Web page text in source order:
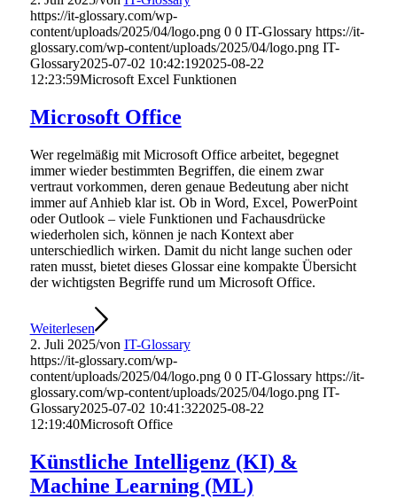
https://it-glossary.com/wp-
content/uploads/2025/04/logo.png 0 0 IT-Glossary https://it-
glossary.com/wp-content/uploads/2025/04/logo.png IT-
Glossary2025-07-02 10:42:192025-08-22
12:23:59Microsoft Excel Funktionen
Microsoft Office
Wer regelmäßig mit Microsoft Office arbeitet, begegnet
immer wieder bestimmten Begriffen, die einem zwar
vertraut vorkommen, deren genaue Bedeutung aber nicht
immer auf Anhieb klar ist. Ob in Word, Excel, PowerPoint
oder Outlook – viele Funktionen und Fachausdrücke
wiederholen sich, können je nach Kontext aber
unterschiedlich wirken. Damit du nicht lange suchen oder
raten musst, bietet dieses Glossar eine kompakte Übersicht
der wichtigsten Begriffe rund um Microsoft Office.
Weiterlesen
2. Juli 2025/von IT-Glossary
https://it-glossary.com/wp-
content/uploads/2025/04/logo.png 0 0 IT-Glossary https://it-
glossary.com/wp-content/uploads/2025/04/logo.png IT-
Glossary2025-07-02 10:41:322025-08-22
12:19:40Microsoft Office
Künstliche Intelligenz (KI) &
Machine Learning (ML)